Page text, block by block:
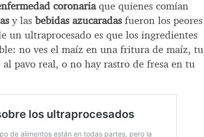
coronariaque quienes comían
y lasbebidas azucaradasfueron los peores
un ultraprocesado es que los ingredientes
no ves el maíz en una fritura de maíz, tu
al pavo real, o no hay rastro de fresa en tu